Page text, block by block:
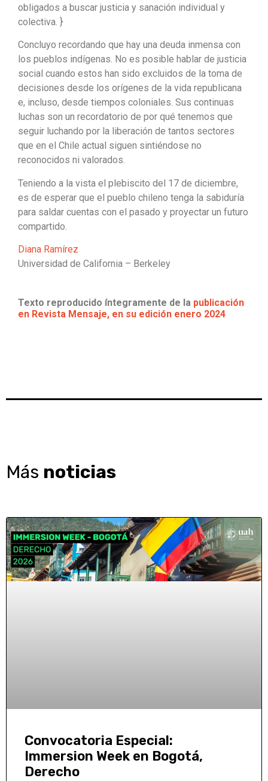
obligados a buscar justicia y sanación individual y
colectiva. }
Concluyo recordando que hay una deuda inmensa con
los pueblos indígenas. No es posible hablar de justicia
social cuando estos han sido excluidos de la toma de
decisiones desde los orígenes de la vida republicana
e, incluso, desde tiempos coloniales. Sus continuas
luchas son un recordatorio de por qué tenemos que
seguir luchando por la liberación de tantos sectores
que en el Chile actual siguen sintiéndose no
reconocidos ni valorados.
Teniendo a la vista el plebiscito del 17 de diciembre,
es de esperar que el pueblo chileno tenga la sabiduría
para saldar cuentas con el pasado y proyectar un futuro
compartido.
Diana Ramírez
Universidad de California – Berkeley
Texto reproducido íntegramente de la publicación
en Revista Mensaje, en su edición enero 2024
Más noticias
Convocatoria Especial:
Immersion Week en Bogotá,
Derecho